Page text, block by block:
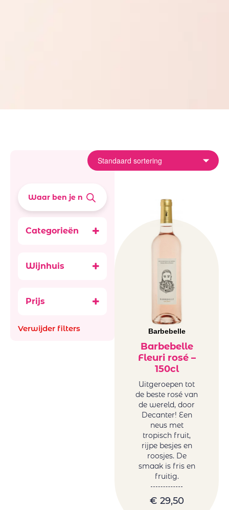
Categorieën
Frankrijk
Wijnhuis
Château
Prijs
Verwijder filters Barbebelle
Barbebelle
Fleuri rosé –
150cl
Uitgeroepen tot
de beste rosé van
de wereld, door
Decanter! Een
neus met
tropisch fruit,
rijpe besjes en
roosjes. De
smaak is fris en
fruitig.
€ 29,50